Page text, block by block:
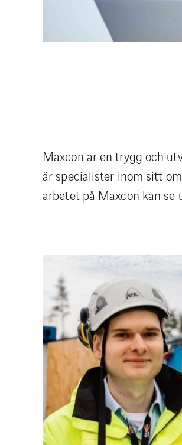
Maxcon är en trygg och
är specialister inom sitt
arbetet på Maxcon kan se